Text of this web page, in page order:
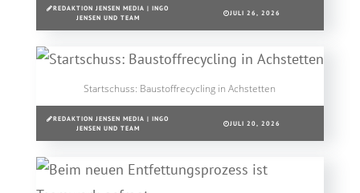
REDAKTION JENSEN MEDIA | INGO
JENSEN UND TEAM
JULI 26, 2026
Startschuss: Baustoffrecycling in Achstetten
REDAKTION JENSEN MEDIA | INGO
JENSEN UND TEAM
JULI 20, 2026